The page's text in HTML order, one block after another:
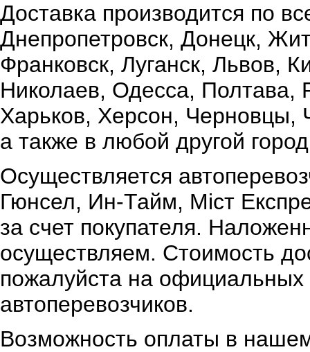
Доставка производится по
Днепропетровск, Донецк,
Франковск, Луганск, Львов,
Николаев, Одесса,
Харьков, Херсон, Черновцы,
а также в любой другой
Осуществляется
Гюнсел, Ин-Тайм, Міст
за счет покупателя.
осуществляем. Стоимость
пожалуйста на официальных
автоперевозчиков.
Возможность оплаты в